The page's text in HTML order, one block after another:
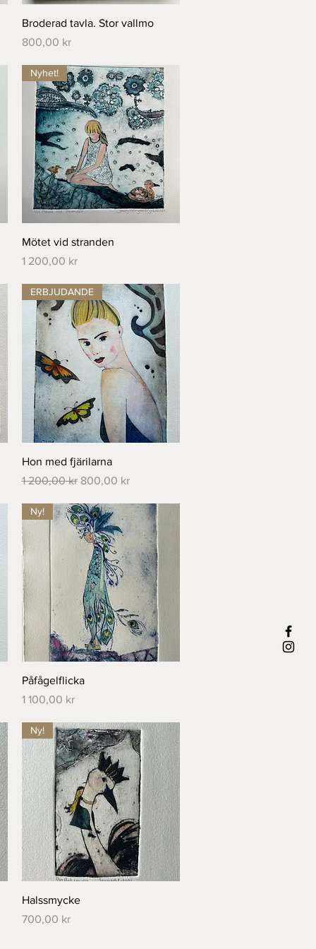
Snabbvisning
Broderad tavla. Stor vallmo
Pris
800,00 kr
Snabbvisning
Nyhet!
Mötet vid stranden
Pris
1 200,00 kr
Snabbvisning
ERBJUDANDE
Hon med fjärilarna
Ordinarie pris
1 200,00 kr Reapris
800,00 kr
Snabbvisning
Ny!
Påfågelflicka
Pris
1 100,00 kr
Snabbvisning
Ny!
Halssmycke
Pris
700,00 kr